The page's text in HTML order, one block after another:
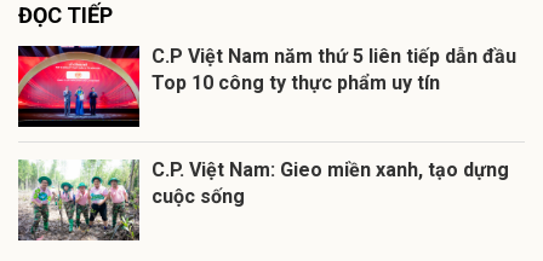
ĐỌC TIẾP
C.P Việt Nam năm thứ 5 liên tiếp dẫn đầu
Top 10 công ty thực phẩm uy tín
C.P. Việt Nam: Gieo miền xanh, tạo dựng
cuộc sống